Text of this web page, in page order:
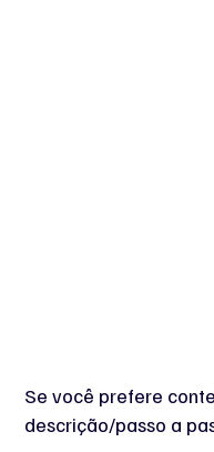
Se você prefere
descrição/passo a